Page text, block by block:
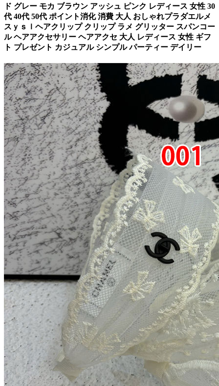
ド グレー モカ ブラウン アッシュ ピンク レディース 女性 30
代 40代 50代 ポイント消化 消費 大人 おしゃれプラダエルメ
スｙｓｌヘアクリップ クリップ ラメ グリッター スパンコー
ル ヘアアクセサリー ヘアアクセ 大人 レディース 女性 ギフ
ト プレゼント カジュアル シンプル パーティー デイリー